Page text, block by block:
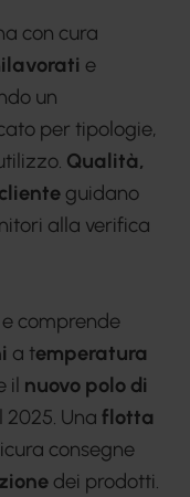
con cura
e
un
per tipologie,
Qualità,
guidano
alla verifica
e comprende
a temperatura
il nuovo polo di
2025. Unaflotta
consegne
dei prodotti.